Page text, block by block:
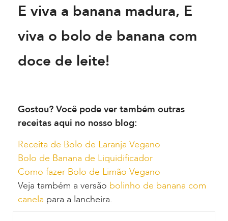
E viva a banana madura, E
viva o bolo de banana com
doce de leite!
Gostou? Você pode ver também outras
receitas aqui no nosso blog:
Receita de Bolo de Laranja Vegano
Bolo de Banana de Liquidificador
Como fazer Bolo de Limão Vegano
Veja também a versão bolinho de banana com
canela para a lancheira.